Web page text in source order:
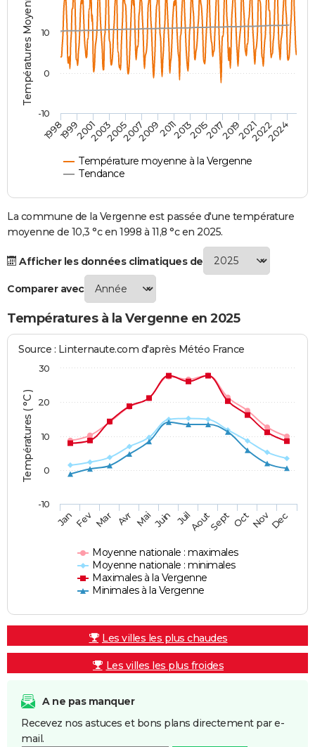
Destinations
City break
Voyage nature
Voyage de noces
Forum
Climat
PHOTO
GUIDES D'ACHAT
BONS PLANS
CARTE DE VOEUX
Carte de Noël
Carte Bonne année
Carte Saint-Valentin
Carte Pâques
Carte d'anniversaire
DICTIONNAIRE
PROGRAMME TV
S'inscrire
Se connecter
Lycées
Collèges
Primaires
Universités
Entreprises
Service militaire
Avis de recherche
AVIS DE DÉCÈS
Températures Moyennes ( °C )
Température moyenne à la Vergenne
Tendance
199819992001200320052007200920112013201520172019202120222024
-10
0
10
La commune de la Vergenne est passée d'une température
moyenne de 10,3 °c en 1998 à 11,8 °c en 2025.
Afficher les données climatiques de
Comparer avec
Températures à la Vergenne en 2025
Températures ( °C )
Source : Linternaute.com d'après Météo France
Moyenne nationale : maximales
Moyenne nationale : minimales
Maximales à la Vergenne
Minimales à la Vergenne
JanFev Mar Avr MaiJuin JuilAoutSept OctNovDec
-10
0
10
20
30
Les villes les plus chaudes
Les villes les plus froides
A ne pas manquer
Recevez nos astuces et bons plans directement par e-
mail.